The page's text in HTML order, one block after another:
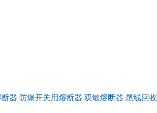
器 防爆开关用熔断器 双敏熔断器 尾线回